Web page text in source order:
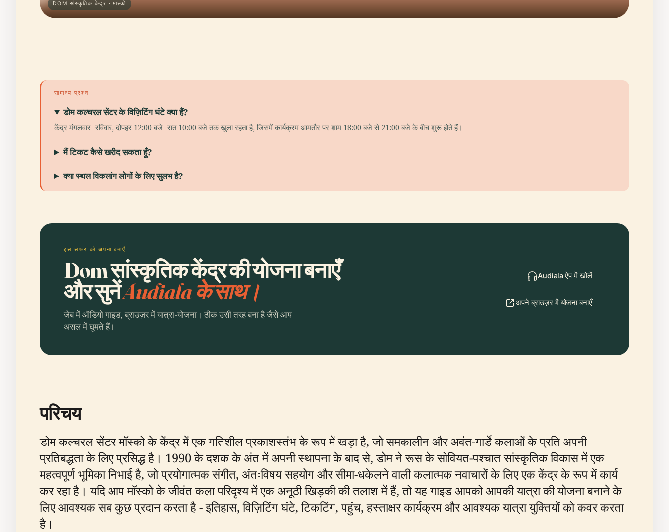
DOM सांस्कृतिक केंद्र · मास्को
सामान्य प्रश्न
डोम कल्चरल सेंटर के विज़िटिंग घंटे क्या हैं?
केंद्र मंगलवार–रविवार, दोपहर 12:00 बजे–रात 10:00 बजे तक खुला रहता है, जिसमें कार्यक्रम आमतौर पर शाम 18:00 बजे से 21:00 बजे के बीच शुरू होते हैं।
मैं टिकट कैसे खरीद सकता हूँ?
क्या स्थल विकलांग लोगों के लिए सुलभ है?
इस सफर को अपना बनाएँ
Dom सांस्कृतिक केंद्र की योजना बनाएँ
और सुनेंAudiala के साथ।
जेब में ऑडियो गाइड, ब्राउज़र में यात्रा-योजना। ठीक उसी तरह बना है जैसे आप
असल में घूमते हैं।
Audiala ऐप में खोलें
अपने ब्राउज़र में योजना बनाएँ
परिचय
डोम कल्चरल सेंटर मॉस्को के केंद्र में एक गतिशील प्रकाशस्तंभ के रूप में खड़ा है, जो समकालीन और अवंत-गार्डे कलाओं के प्रति अपनी
प्रतिबद्धता के लिए प्रसिद्ध है। 1990 के दशक के अंत में अपनी स्थापना के बाद से, डोम ने रूस के सोवियत-पश्चात सांस्कृतिक विकास में एक
महत्वपूर्ण भूमिका निभाई है, जो प्रयोगात्मक संगीत, अंतःविषय सहयोग और सीमा-धकेलने वाली कलात्मक नवाचारों के लिए एक केंद्र के रूप में कार्य
कर रहा है। यदि आप मॉस्को के जीवंत कला परिदृश्य में एक अनूठी खिड़की की तलाश में हैं, तो यह गाइड आपको आपकी यात्रा की योजना बनाने के
लिए आवश्यक सब कुछ प्रदान करता है - इतिहास, विज़िटिंग घंटे, टिकटिंग, पहुंच, हस्ताक्षर कार्यक्रम और आवश्यक यात्रा युक्तियों को कवर करता
है।